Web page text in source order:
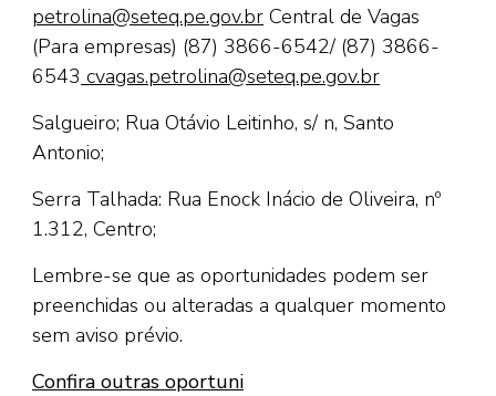
petrolina@seteq.pe.gov.br Central de Vagas
(Para empresas) (87) 3866-6542/ (87) 3866-
6543 cvagas.petrolina@seteq.pe.gov.br
Salgueiro; Rua Otávio Leitinho, s/ n, Santo
Antonio;
Serra Talhada: Rua Enock Inácio de Oliveira, nº
1.312, Centro;
Lembre-se que as oportunidades podem ser
preenchidas ou alteradas a qualquer momento
sem aviso prévio.
Confira outras oportuni